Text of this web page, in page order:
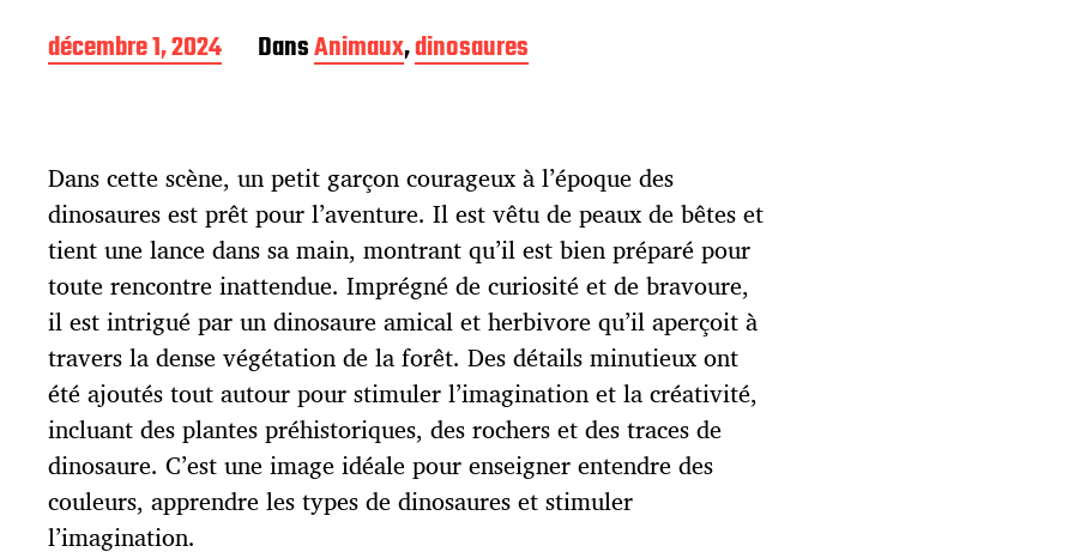
D
a
e
p
u
b
l
i
c
a
t
i
o
n
décembre 1, 2024 DansAnimaux,dinosaures
Dans cette scène, un petit garçon courageux à l’époque des
dinosaures est prêt pour l’aventure. Il est vêtu de peaux de bêtes et
tient une lance dans sa main, montrant qu’il est bien préparé pour
toute rencontre inattendue. Imprégné de curiosité et de bravoure,
il est intrigué par un dinosaure amical et herbivore qu’il aperçoit à
travers la dense végétation de la forêt. Des détails minutieux ont
été ajoutés tout autour pour stimuler l’imagination et la créativité,
incluant des plantes préhistoriques, des rochers et des traces de
dinosaure. C’est une image idéale pour enseigner entendre des
couleurs, apprendre les types de dinosaures et stimuler
l’imagination.